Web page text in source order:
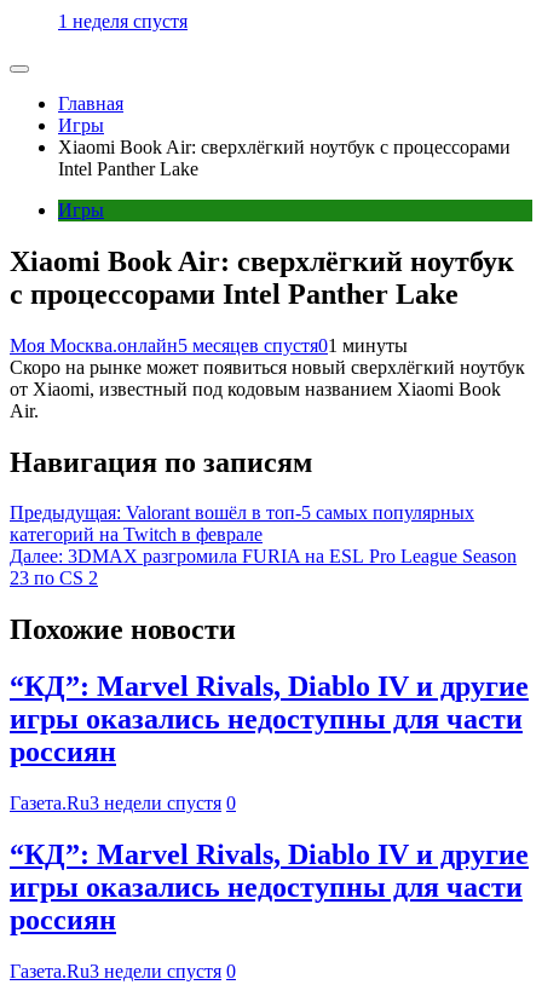
1 неделя спустя
Главная
Игры
Xiaomi Book Air: сверхлёгкий ноутбук с процессорами
Intel Panther Lake
Игры
Xiaomi Book Air: сверхлёгкий ноутбук
с процессорами Intel Panther Lake
Моя Москва.онлайн5 месяцев спустя01 минуты
Скоро на рынке может появиться новый сверхлёгкий ноутбук
от Xiaomi, известный под кодовым названием Xiaomi Book
Air.
Навигация по записям
Предыдущая: Valorant вошёл в топ-5 самых популярных
категорий на Twitch в феврале
Далее: 3DMAX разгромила FURIA на ESL Pro League Season
23 по CS 2
Похожие новости
“КД”: Marvel Rivals, Diablo IV и другие
игры оказались недоступны для части
россиян
Газета.Ru3 недели спустя 0
“КД”: Marvel Rivals, Diablo IV и другие
игры оказались недоступны для части
россиян
Газета.Ru3 недели спустя 0